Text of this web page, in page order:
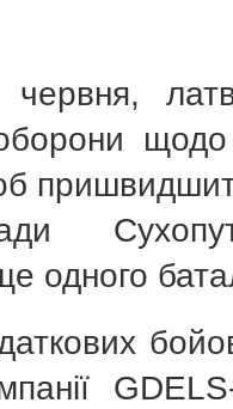
щодо
одного